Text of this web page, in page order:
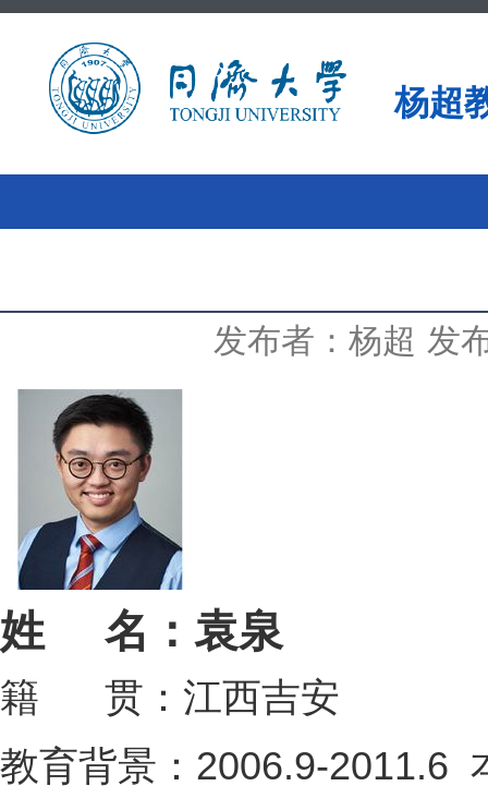
杨超
发布者：杨超 发
姓 名： 袁泉
籍 贯：江西吉安
教育背景：2006.9-2011.6